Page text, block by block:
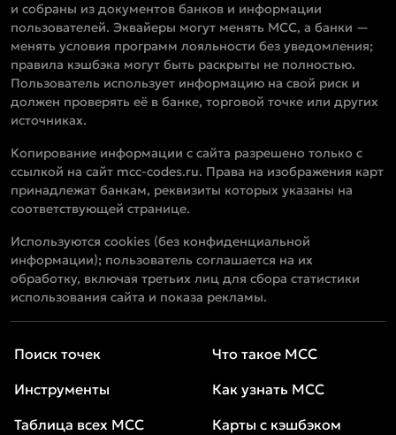
и собраны из документов банков и информации
пользователей. Эквайеры могут менять MCC, а банки —
менять условия программ лояльности без уведомления;
правила кэшбэка могут быть раскрыты не полностью.
Пользователь использует информацию на свой риск и
должен проверять её в банке, торговой точке или других
источниках.
Копирование информации с сайта разрешено только с
ссылкой на сайт mcc-codes.ru. Права на изображения карт
принадлежат банкам, реквизиты которых указаны на
соответствующей странице.
Используются cookies (без конфиденциальной
информации); пользователь соглашается на их
обработку, включая третьих лиц для сбора статистики
использования сайта и показа рекламы.
Поиск точек
Инструменты
Таблица всех MCC
Что такое MCC
Как узнать MCC
Карты с кэшбэком